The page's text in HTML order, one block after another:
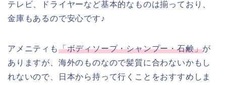
テレビ、ドライヤーなど基本的なものは揃っており、
金庫もあるので安心です♪
アメニティも「ボディソープ・シャンプー・石鹸」が
ありますが、海外のものなので髪質に合わないかもし
れないので、日本から持って行くことをおすすめしま